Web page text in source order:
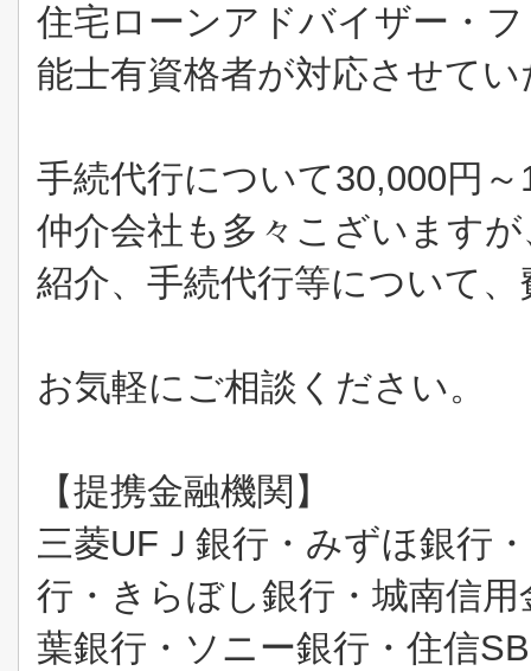
住宅ローンアドバイザー・
能士有資格者が対応させて
手続代行について30,000円～
仲介会社も多々こざいます
紹介、手続代行等について
お気軽にご相談ください。
【提携金融機関】
三菱UF Ｊ銀行・みずほ銀行
行・きらぼし銀行・城南信
葉銀行・ソニー銀行・住信